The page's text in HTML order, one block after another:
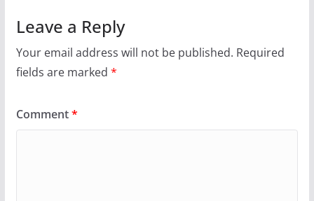
Leave a Reply
Your email address will not be published. Required
fields are marked *
Comment*